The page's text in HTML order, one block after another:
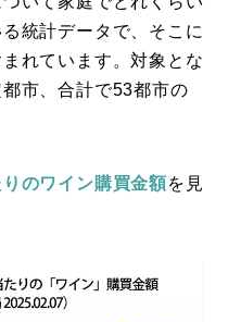
うラーメンにかけ…
統計データで、そこに
れています。対象とな
市、合計で53都市の
のワイン購買金額を見